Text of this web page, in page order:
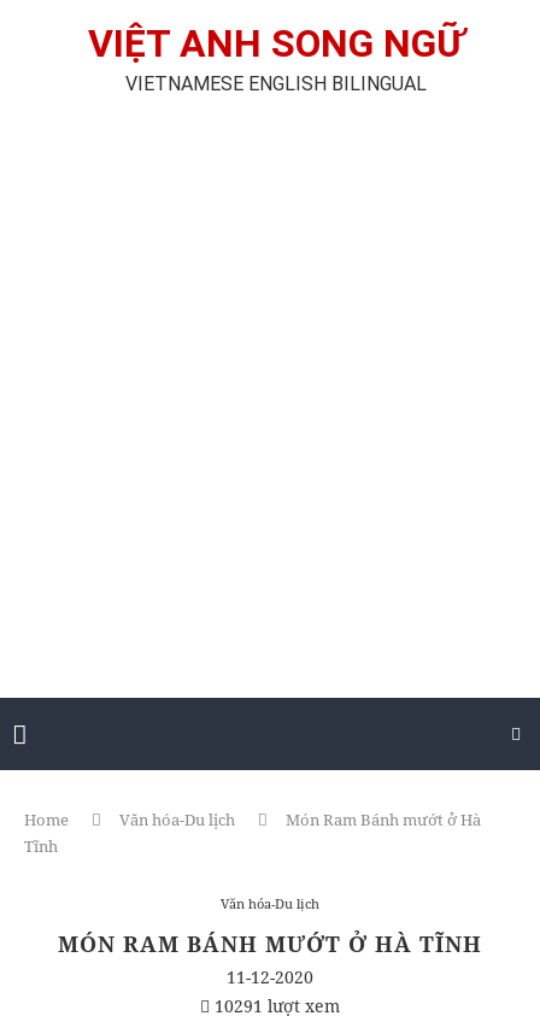
VIỆT ANH SONG NGỮ
VIETNAMESE ENGLISH BILINGUAL
Home Văn hóa-Du lịch
Món Ram Bánh mướt ở Hà
Tĩnh
Văn hóa-Du lịch
MÓN RAM BÁNH MƯỚT Ở HÀ TĨNH
11-12-2020
10291 lượt xem